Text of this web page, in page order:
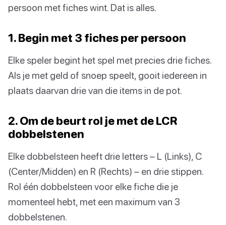
persoon met fiches wint. Dat is alles.
1. Begin met 3 fiches per persoon
Elke speler begint het spel met precies drie fiches.
Als je met geld of snoep speelt, gooit iedereen in
plaats daarvan drie van die items in de pot.
2. Om de beurt rol je met de LCR
dobbelstenen
Elke dobbelsteen heeft drie letters – L (Links), C
(Center/Midden) en R (Rechts) – en drie stippen.
Rol één dobbelsteen voor elke fiche die je
momenteel hebt, met een maximum van 3
dobbelstenen.